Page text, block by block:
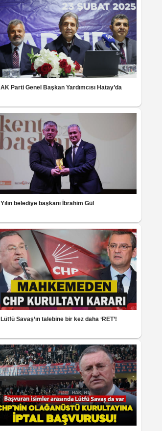
AK Parti Genel Başkan Yardımcısı Hatay’da
Yılın belediye başkanı İbrahim Gül
Lütfü Savaş’ın talebine bir kez daha ‘RET’!